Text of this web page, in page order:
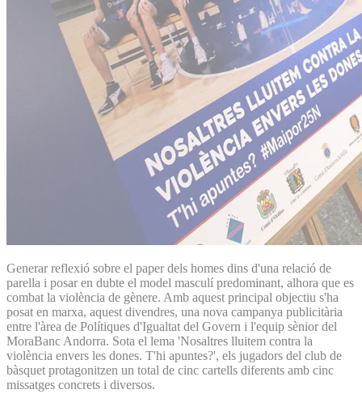
Generar reflexió sobre el paper dels homes dins d'una relació de
parella i posar en dubte el model masculí predominant, alhora que es
combat la violència de gènere. Amb aquest principal objectiu s'ha
posat en marxa, aquest divendres, una nova campanya publicitària
entre l'àrea de Polítiques d'Igualtat del Govern i l'equip sènior del
MoraBanc Andorra. Sota el lema 'Nosaltres lluitem contra la
violència envers les dones. T'hi apuntes?', els jugadors del club de
bàsquet protagonitzen un total de cinc cartells diferents amb cinc
missatges concrets i diversos.